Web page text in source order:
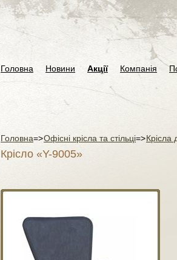
Головна Новини Акції Компанія
Головна=>Офісні крісла та стільці=>Крісла
Крісло «Y-9005»